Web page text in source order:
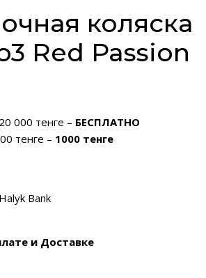
коляска
Red Passion
000 тенге – БЕСПЛАТНО
тенге – 1000 тенге
Bank
и Доставке